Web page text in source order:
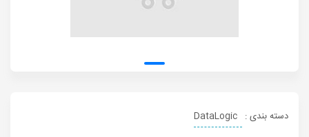
دسته بندی : DataLogic